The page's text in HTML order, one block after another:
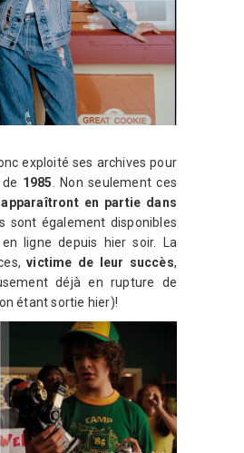
exploité ses archives pour
1985 . Non seulement ces
apparaîtront en partie dans
sont également disponibles
ligne depuis hier soir. La
victime de leur succès,
déjà en rupture de
étant sortie hier)!